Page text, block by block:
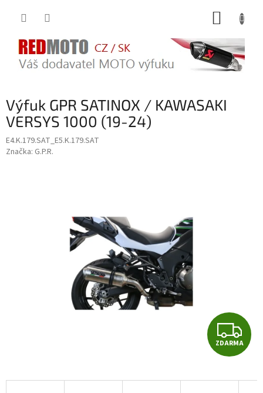
Výfuk GPR SATINOX / KAWASAKI
VERSYS 1000 (19-24)
E4.K.179.SAT_E5.K.179.SAT
Značka: G.P.R.
Z
D
A
ZDARMA